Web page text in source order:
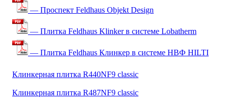
— Проспект Feldhaus Objekt Design
— Плитка Feldhaus Klinker в системе Lobatherm
— Плитка Feldhaus Клинкер в системе НВФ HILTI
Клинкерная плитка R440NF9 classic
Клинкерная плитка R487NF9 classic